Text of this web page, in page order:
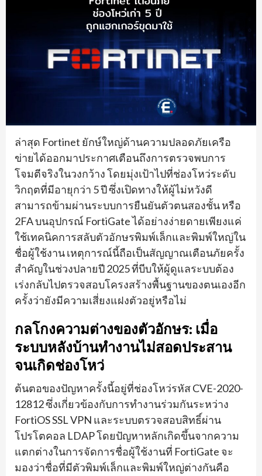
ล่าสุด Fortinet ยักษ์ใหญ่ด้านความปลอดภัยเครือ
ข่ายได้ออกมาประกาศเตือนถึงการตรวจพบการ
โจมตีจริงในวงกว้าง โดยมุ่งเป้าไปที่ช่องโหว่ระดับ
วิกฤตที่มีอายุกว่า 5 ปี ซึ่งเปิดทางให้ผู้ไม่หวังดี
สามารถข้ามผ่านระบบการยืนยันตัวตนสองชั้น หรือ
2FA บนอุปกรณ์ FortiGate ได้อย่างง่ายดายเพียงแค่
ใช้เทคนิคการสลับตัวอักษรพิมพ์เล็กและพิมพ์ใหญ่ใน
ชื่อผู้ใช้งาน เหตุการณ์นี้ถือเป็นสัญญาณเตือนภัยครั้ง
สำคัญในช่วงปลายปี 2025 ที่บีบให้ผู้ดูแลระบบต้อง
เร่งกลับไปตรวจสอบโครงสร้างพื้นฐานของตนเองอีก
ครั้งว่ายังมีความเสี่ยงแฝงตัวอยู่หรือไม่
กลโกงความต่างของตัวอักษร: เมื่อ
ระบบหลังบ้านทำงานไม่สอดประสาน
จนเกิดช่องโหว่
ต้นตอของปัญหาครั้งนี้อยู่ที่ช่องโหว่รหัส CVE-2020-
12812 ซึ่งเกี่ยวข้องกับการทำงานร่วมกันระหว่าง
FortiOS SSL VPN และระบบตรวจสอบสิทธิ์ผ่าน
โปรโตคอล LDAP โดยปัญหาหลักเกิดขึ้นจากความ
แตกต่างในการจัดการชื่อผู้ใช้งานที่ FortiGate จะ
มองว่าชื่อที่มีตัวพิมพ์เล็กและพิมพ์ใหญ่ต่างกันคือ